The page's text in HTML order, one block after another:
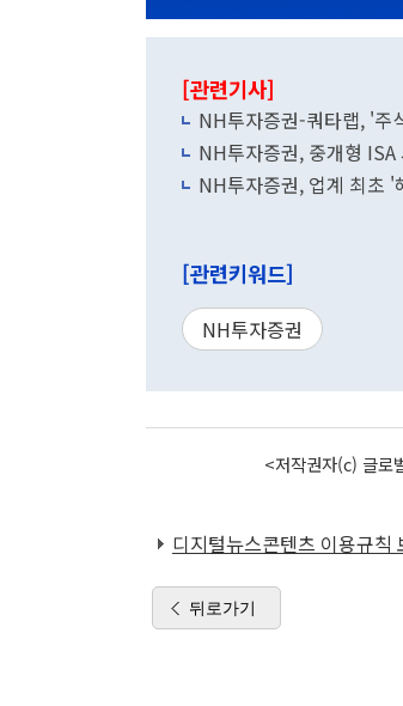
[관련기사]
NH투자증권-쿼타랩, '주
NH투자증권, 중개형
NH투자증권, 업계 최초 '
[관련키워드]
NH투자증권
<저작권자(c) 글로
디지털뉴스콘텐츠 이용규칙
뒤로가기